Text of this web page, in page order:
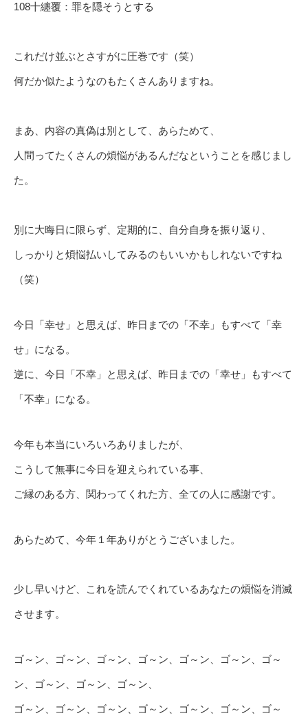
108十纏覆：罪を隠そうとする
これだけ並ぶとさすがに圧巻です（笑）
何だか似たようなのもたくさんありますね。
まあ、内容の真偽は別として、あらためて、
人間ってたくさんの煩悩があるんだなということを感じまし
た。
別に大晦日に限らず、定期的に、自分自身を振り返り、
しっかりと煩悩払いしてみるのもいいかもしれないですね
（笑）
今日「幸せ」と思えば、昨日までの「不幸」もすべて「幸
せ」になる。
逆に、今日「不幸」と思えば、昨日までの「幸せ」もすべて
「不幸」になる。
今年も本当にいろいろありましたが、
こうして無事に今日を迎えられている事、
ご縁のある方、関わってくれた方、全ての人に感謝です。
あらためて、今年１年ありがとうございました。
少し早いけど、これを読んでくれているあなたの煩悩を消滅
させます。
ゴ～ン、ゴ～ン、ゴ～ン、ゴ～ン、ゴ～ン、ゴ～ン、ゴ～
ン、ゴ～ン、ゴ～ン、ゴ～ン、
ゴ～ン、ゴ～ン、ゴ～ン、ゴ～ン、ゴ～ン、ゴ～ン、ゴ～